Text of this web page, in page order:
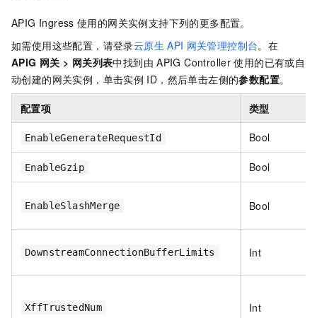
APIG Ingress 使用的网关实例支持下列的更多配置。
如需使用这些配置，请登录云原生 API 网关管理控制台。在
APIG 网关 > 网关列表中找到由 APIG Controller 使用的已有或自
动创建的网关实例，单击实例 ID，然后单击左侧的参数配置。
配置项 类型
EnableGenerateRequestId Bool
EnableGzip Bool
EnableSlashMerge Bool
DownstreamConnectionBufferLimits Int
XffTrustedNum Int